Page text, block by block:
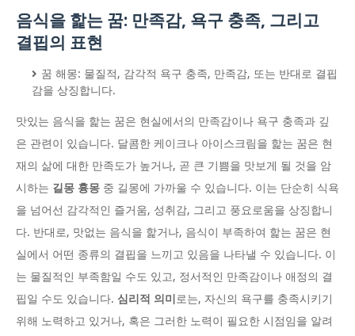
음식을 핥는 꿈: 만족감, 욕구 충족, 그리고
결핍의 표현
꿈 해몽: 물질적, 감각적 욕구 충족, 만족감, 또는 반대로 결핍
감을 상징합니다.
맛있는 음식을 핥는 꿈은 현실에서의 만족감이나 욕구 충족과 깊
은 관련이 있습니다. 달콤한 케이크나 아이스크림을 핥는 꿈은 현
재의 삶에 대한 만족도가 높거나, 곧 큰 기쁨을 맛보게 될 것을 암
시하는 길몽 흉몽 중 길몽에 가까울 수 있습니다. 이는 단순히 식욕
을 넘어선 감각적인 즐거움, 성취감, 그리고 풍요로움을 상징합니
다. 반대로, 맛없는 음식을 핥거나, 음식이 부족하여 핥는 꿈은 현
실에서 어떤 종류의 결핍을 느끼고 있음을 나타낼 수 있습니다. 이
는 물질적인 부족함일 수도 있고, 정서적인 만족감이나 애정의 결
핍일 수도 있습니다. 심리적 의미 로는, 자신의 욕구를 충족시키기
위해 노력하고 있거나, 혹은 그러한 노력이 필요한 시점임을 알려